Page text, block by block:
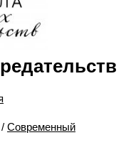
/ Современный